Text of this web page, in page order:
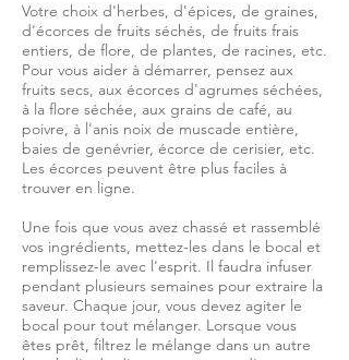
Votre choix d'herbes, d'épices, de graines,
d'écorces de fruits séchés, de fruits frais
entiers, de flore, de plantes, de racines, etc.
Pour vous aider à démarrer, pensez aux
fruits secs, aux écorces d'agrumes séchées,
à la flore séchée, aux grains de café, au
poivre, à l'anis noix de muscade entière,
baies de genévrier, écorce de cerisier, etc.
Les écorces peuvent être plus faciles à
trouver en ligne.
Une fois que vous avez chassé et rassemblé
vos ingrédients, mettez-les dans le bocal et
remplissez-le avec l'esprit. Il faudra infuser
pendant plusieurs semaines pour extraire la
saveur. Chaque jour, vous devez agiter le
bocal pour tout mélanger. Lorsque vous
êtes prêt, filtrez le mélange dans un autre